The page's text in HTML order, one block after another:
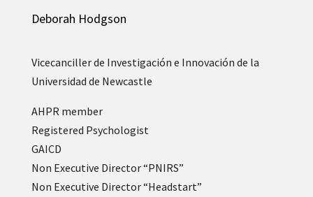
Deborah Hodgson
Vicecanciller de Investigación e Innovación de la
Universidad de Newcastle
AHPR member
Registered Psychologist
GAICD
Non Executive Director “PNIRS”
Non Executive Director “Headstart”